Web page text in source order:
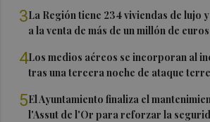
3La Región tiene 234 viviendas de lujo
a la venta de más de un millón de euros
4Los medios aéreos se incorporan al
tras una tercera noche de ataque
5El Ayuntamiento finaliza el
l'Assut de l'Or para reforzar la